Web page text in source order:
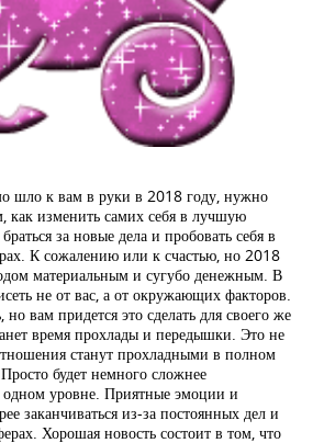
шло к вам в руки в 2018 году, нужно
как изменить самих себя в лучшую
за новые дела и пробовать себя в
К сожалению или к счастью, но 2018
материальным и сугубо денежным. В
не от вас, а от окружающих факторов.
вам придется это сделать для своего же
время прохлады и передышки. Это не
станут прохладными в полном
будет немного сложнее
уровне. Приятные эмоции и
заканчиваться из-за постоянных дел и
Хорошая новость состоит в том, что